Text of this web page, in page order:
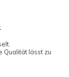
Qualität lässt zu